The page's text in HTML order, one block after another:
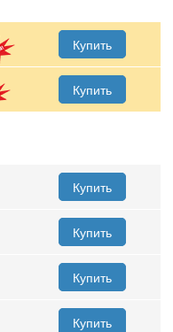
Купить
Купить
Купить
Купить
Купить
Купить